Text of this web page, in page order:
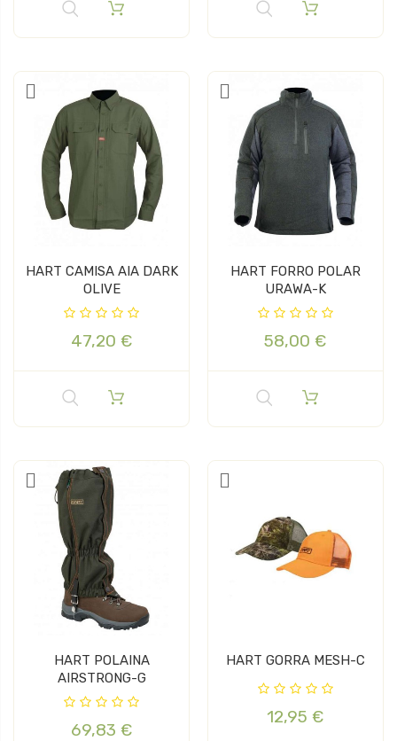
HART CAMISA AIA DARK
OLIVE
47,20 €
HART FORRO POLAR
URAWA-K
58,00 €
HART POLAINA
AIRSTRONG-G
69,83 €
HART GORRA MESH-C
12,95 €